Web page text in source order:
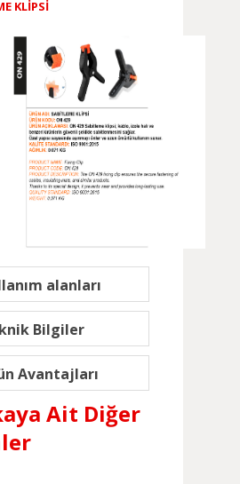
KLİPSİ
alanları
Bilgiler
Avantajları
Ait Diğer